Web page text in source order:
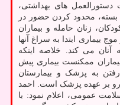
های بهداشتی،
محدود کردن حضور در
زنان حامله و بیماران
بیماری ابتدا به سراغ آنها
می کند. خلاصه اینکه
داد: حدود ۱۰ درصد بیماران ممکنست بیماری پیش
به پزشک و بیمارستان
بر عهده پزشک است. احمد
عمومی، اعلام نمود: با